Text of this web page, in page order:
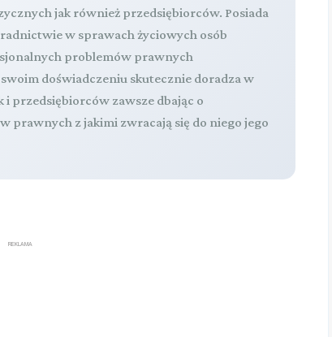
jak również przedsiębiorców. Posiada
w sprawach życiowych osób
problemów prawnych
doświadczeniu skutecznie doradza w
i przedsiębiorców zawsze dbając o
prawnych z jakimi zwracają się do niego jego
REKLAMA